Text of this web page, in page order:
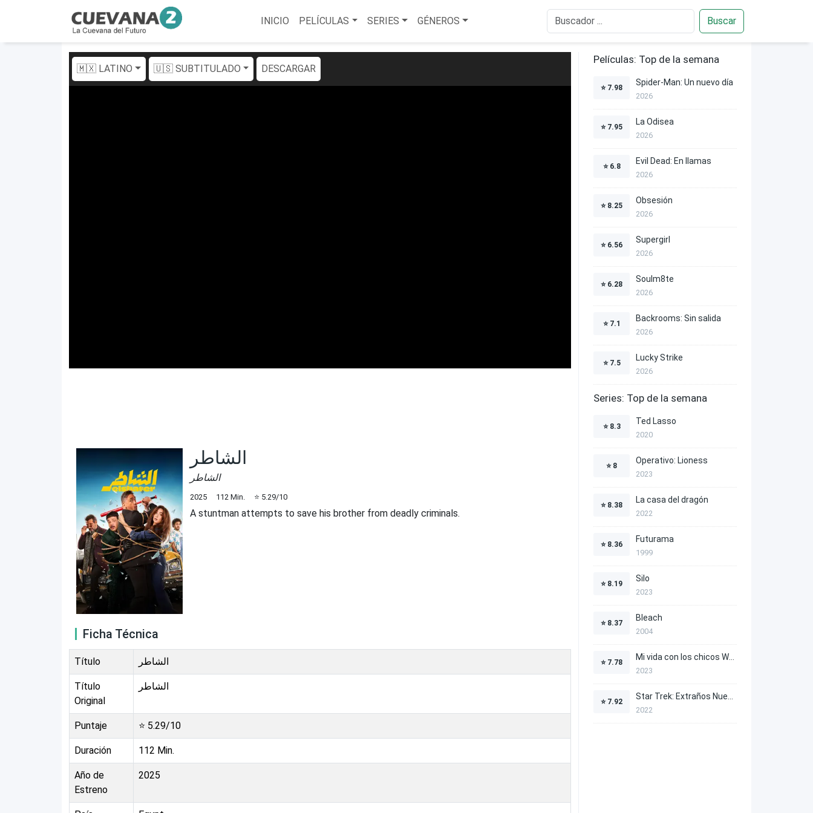
INICIO PELÍCULAS SERIES GÉNEROS Buscar
🇲🇽 LATINO 🇺🇸 SUBTITULADO DESCARGAR
الشاطر
الشاطر
2025 112 Min. ⭐ 5.29/10
A stuntman attempts to save his brother from deadly criminals.
Ficha Técnica
Título الشاطر
Título
Original
الشاطر
Puntaje ⭐ 5.29/10
Duración 112 Min.
Año de
Estreno
2025
Películas: Top de la semana
⭐ 7.98
Spider-Man: Un nuevo día
2026
⭐ 7.95
La Odisea
2026
⭐ 6.8
Evil Dead: En llamas
2026
⭐ 8.25
Obsesión
2026
⭐ 6.56
Supergirl
2026
⭐ 6.28
Soulm8te
2026
⭐ 7.1
Backrooms: Sin salida
2026
⭐ 7.5
Lucky Strike
2026
Series: Top de la semana
⭐ 8.3
Ted Lasso
2020
⭐ 8
Operativo: Lioness
2023
⭐ 8.38
La casa del dragón
2022
⭐ 8.36
Futurama
1999
⭐ 8.19
Silo
2023
⭐ 8.37
Bleach
2004
⭐ 7.78
2023
⭐ 7.92
2022